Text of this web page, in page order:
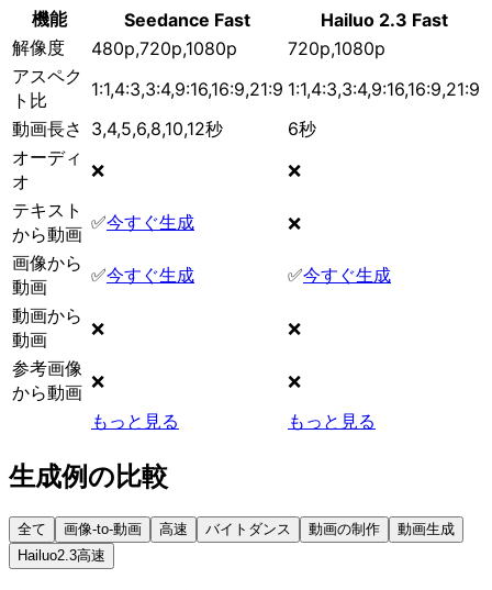
機能 Seedance Fast
Hailuo 2.3 Fast
解像度
480p,720p,1080p
720p,1080p
アスペク
ト比
1:1,4:3,3:4,9:16,16:9,21:9 1:1,4:3,3:4,9:16,16:9,21:9
動画長さ 3,4,5,6,8,10,12秒
6秒
オーディ
オ
❌
❌
テキスト
から動画
✅今すぐ生成
❌
画像から
動画
✅今すぐ生成 ✅今すぐ生成
動画から
動画
❌
❌
参考画像
から動画 ❌
❌
もっと見る
もっと見る
生成例の比較
全て 画像-to-動画 高速 バイトダンス 動画の制作
動画生成
Hailuo2.3高速